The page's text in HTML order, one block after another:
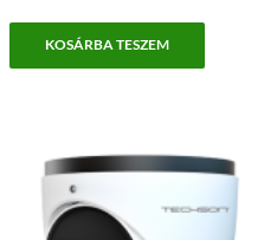
KOSÁRBA TESZEM